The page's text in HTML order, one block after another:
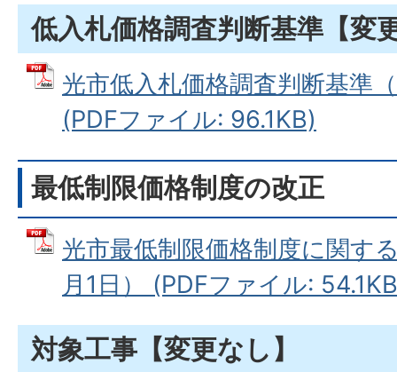
低入札価格調査判断基準【変
光市低入札価格調査判断基準
(PDFファイル: 96.1KB)
最低制限価格制度の改正
光市最低制限価格制度に関す
月1日） (PDFファイル:
対象工事【変更なし】